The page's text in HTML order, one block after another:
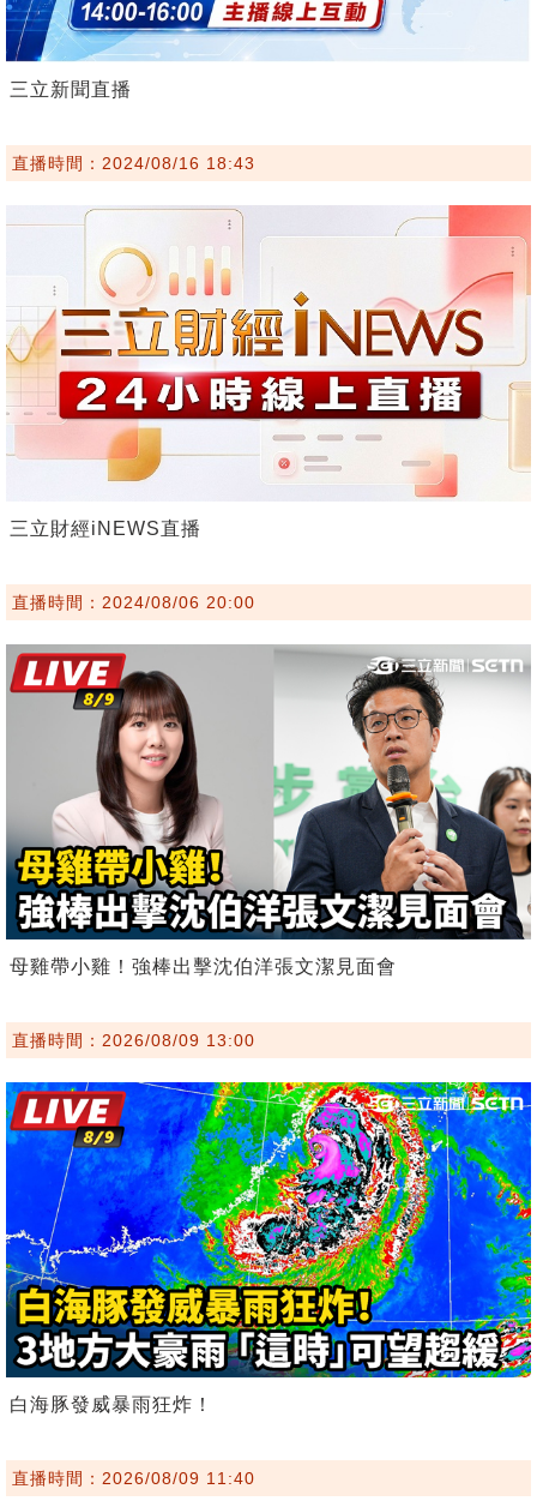
三立新聞直播
直播時間：2024/08/16 18:43
三立財經iNEWS直播
直播時間：2024/08/06 20:00
母雞帶小雞！強棒出擊沈伯洋張文潔見面會
直播時間：2026/08/09 13:00
白海豚發威暴雨狂炸！
直播時間：2026/08/09 11:40